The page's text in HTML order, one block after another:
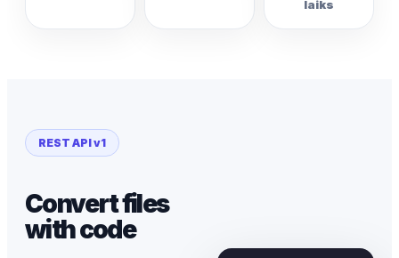
laiks
REST API v1
Convert files
with code